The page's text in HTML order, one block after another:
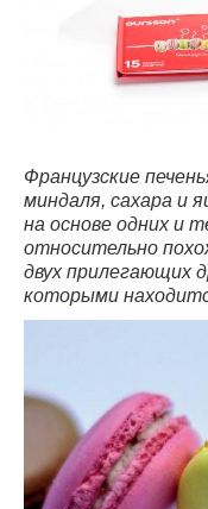
Французские
миндаля, сахара и
на основе одних и
относительно
двух прилегающих
которыми